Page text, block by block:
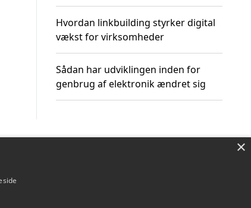
Hvordan linkbuilding styrker digital
vækst for virksomheder
Sådan har udviklingen inden for
genbrug af elektronik ændret sig
×